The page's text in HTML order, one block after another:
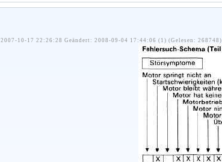
2007-10-17 22:26:28 Geändert: 2008-09-04 17:44:06 (1) (Gelesen: 268748)